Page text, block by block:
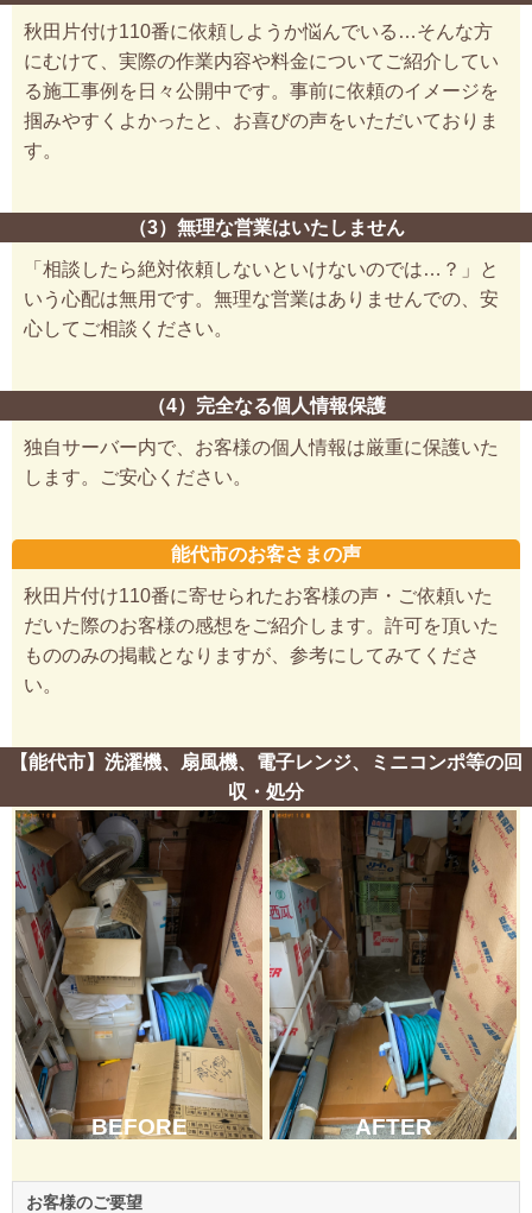
秋田片付け110番に依頼しようか悩んでいる…そんな方
にむけて、実際の作業内容や料金についてご紹介してい
る施工事例を日々公開中です。事前に依頼のイメージを
掴みやすくよかったと、お喜びの声をいただいておりま
す。
（3）無理な営業はいたしません
「相談したら絶対依頼しないといけないのでは…？」と
いう心配は無用です。無理な営業はありませんでの、安
心してご相談ください。
（4）完全なる個人情報保護
独自サーバー内で、お客様の個人情報は厳重に保護いた
します。ご安心ください。
能代市のお客さまの声
秋田片付け110番に寄せられたお客様の声・ご依頼いた
だいた際のお客様の感想をご紹介します。許可を頂いた
もののみの掲載となりますが、参考にしてみてくださ
い。
【能代市】洗濯機、扇風機、電子レンジ、ミニコンポ等の回
収・処分
BEFORE AFTER
お客様のご要望